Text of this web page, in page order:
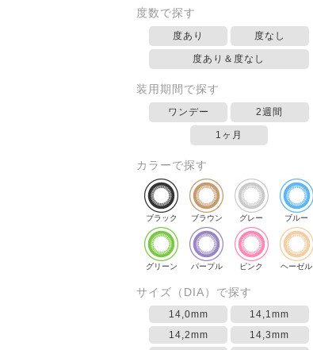
度数で探す
度あり 度なし
度あり＆度なし
装用期間で探す
ワンデー 2週間
1ヶ月
カラーで探す
ブラック ブラウン グレー ブルー
グリーン パープル ピンク ヘーゼル
サイズ（DIA）で探す
14,0mm
14,1mm
14,2mm
14,3mm